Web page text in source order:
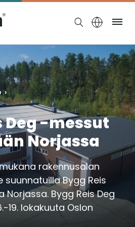
›
Deg -messut
Norjassa
rakennusalan
Bygg Reis
Norjassa. Bygg Reis Deg
19. lokakuuta Oslon